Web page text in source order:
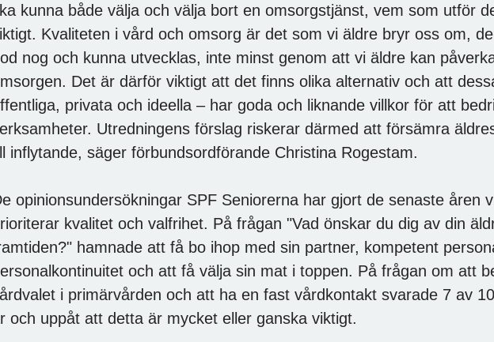
kunna både välja och välja bort en omsorgstjänst, vem som utför
Kvaliteten i vård och omsorg är det som vi äldre bryr oss om,
nog och kunna utvecklas, inte minst genom att vi äldre kan
Det är därför viktigt att det finns olika alternativ och att
privata och ideella – har goda och liknande villkor för att
Utredningens förslag riskerar därmed att försämra
inflytande, säger förbundsordförande Christina Rogestam.
opinionsundersökningar SPF Seniorerna har gjort de senaste åren
kvalitet och valfrihet. På frågan "Vad önskar du dig av din
hamnade att få bo ihop med sin partner, kompetent
och att få välja sin mat i toppen. På frågan om att
i primärvården och att ha en fast vårdkontakt svarade 7 av
och uppåt att detta är mycket eller ganska viktigt.